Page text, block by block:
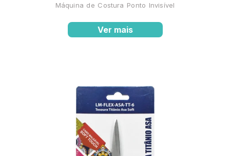
Máquina de Costura Ponto Invisível
Ver mais